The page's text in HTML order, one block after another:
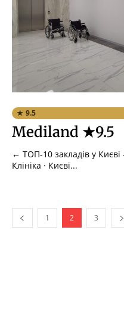
★ 9.5
Mediland ★9.5
← ТОП-10 закладів у
Клініка · Києві...
1 2 3